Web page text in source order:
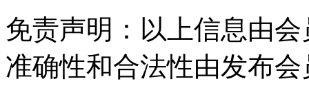
免责声明：以上信息由
准确性和合法性由发布